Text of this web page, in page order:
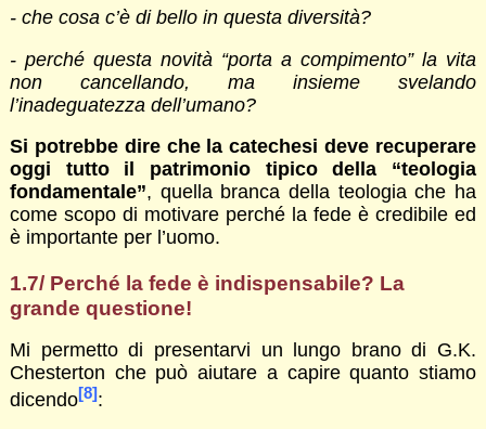
- che cosa c’è di bello in questa diversità?
- perché questa novità “porta a compimento” la vita
non cancellando, ma insieme svelando
l’inadeguatezza dell’umano?
Si potrebbe dire che la catechesi deve recuperare
oggi tutto il patrimonio tipico della “teologia
fondamentale”, quella branca della teologia che ha
come scopo di motivare perché la fede è credibile ed
è importante per l’uomo.
1.7/ Perché la fede è indispensabile? La
grande questione!
Mi permetto di presentarvi un lungo brano di G.K.
Chesterton che può aiutare a capire quanto stiamo
dicendo[8]: